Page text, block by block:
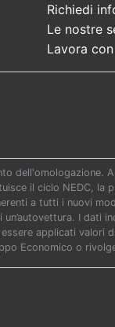
Richiedi
Le nostre
Lavora
dell'omologazione.
il ciclo NEDC, la
a tutti i nuovi
I dati
applicati valori
Economico o